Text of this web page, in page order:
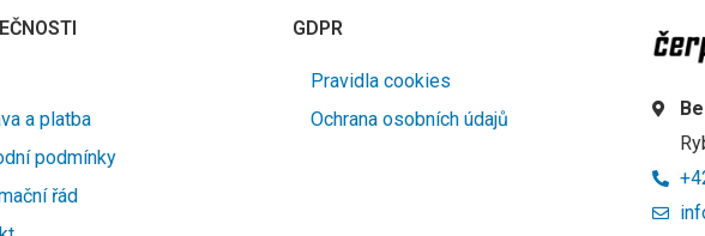
a platba
podmínky
řád
GDPR
Pravidla cookies
Ochrana osobních údajů